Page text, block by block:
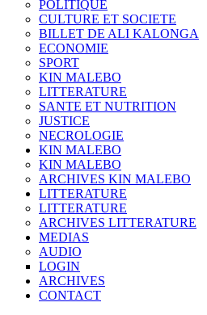
POLITIQUE
CULTURE ET SOCIETE
BILLET DE ALI KALONGA
ECONOMIE
SPORT
KIN MALEBO
LITTERATURE
SANTE ET NUTRITION
JUSTICE
NECROLOGIE
KIN MALEBO
KIN MALEBO
ARCHIVES KIN MALEBO
LITTERATURE
LITTERATURE
ARCHIVES LITTERATURE
MEDIAS
AUDIO
LOGIN
ARCHIVES
CONTACT